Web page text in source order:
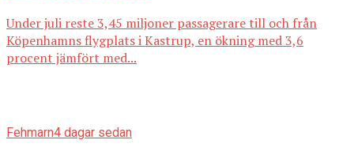
Under juli reste 3,45 miljoner passagerare till och från
Köpenhamns flygplats i Kastrup, en ökning med 3,6
procent jämfört med...
Fehmarn4 dagar sedan